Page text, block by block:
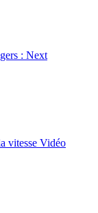
: Next
vitesse Vidéo